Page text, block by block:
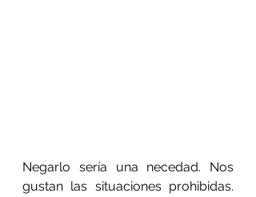
Negarlo sería una necedad. Nos
gustan las situaciones prohibidas.